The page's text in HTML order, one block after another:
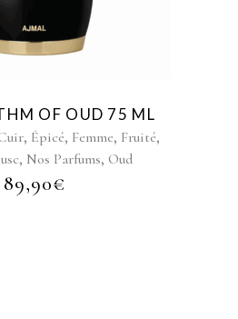
OF OUD 75 ML
, Épicé, Femme, Fruité,
, Nos Parfums, Oud
89,90€